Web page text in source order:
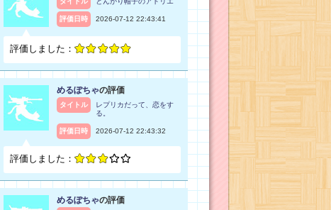
評価日時 2026-07-12 22:43:41
評価しました：
めるぽちゃの評価
タイトル
レプリカだって、恋をす
る。
評価日時 2026-07-12 22:43:32
評価しました：
めるぽちゃの評価